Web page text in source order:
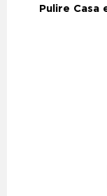
Pulire Casa